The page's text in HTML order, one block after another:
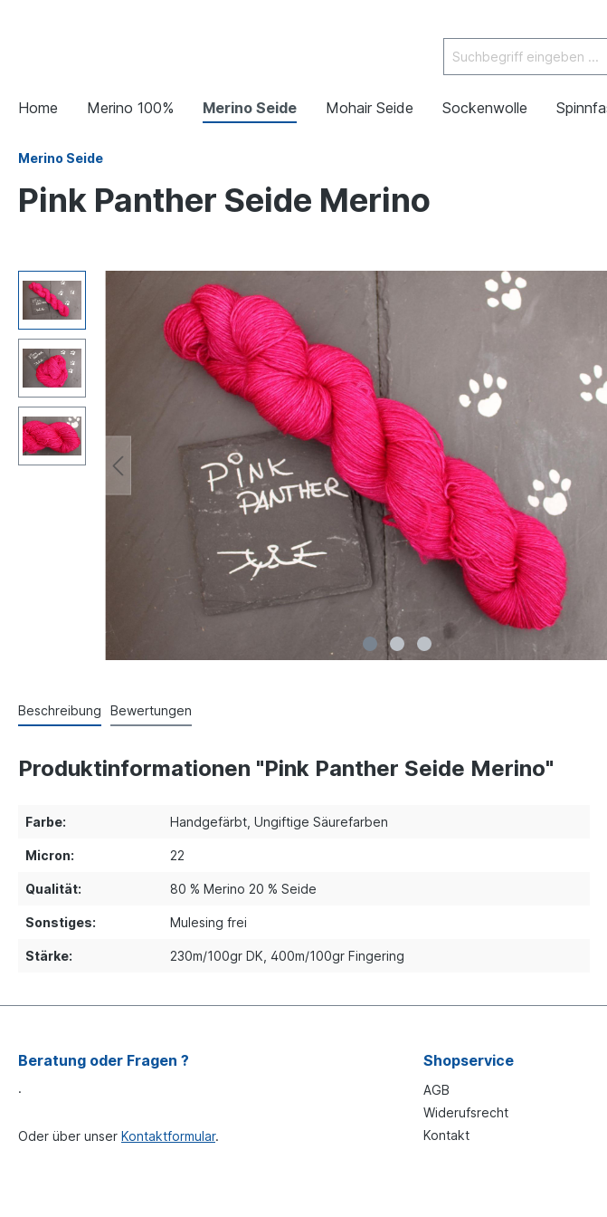
Home Merino 100% Merino Seide Mohair Seide Sockenwolle
Merino Seide
Pink Panther Seide Merino
Beschreibung Bewertungen
Produktinformationen "Pink Panther Seide Merino"
Farbe: Handgefärbt , Ungiftige Säurefarben
Micron: 22
Qualität: 80 % Merino 20 % Seide
Sonstiges: Mulesing frei
Stärke: 230m/100gr DK , 400m/100gr Fingering
Beratung oder Fragen ?
.
Oder über unser Kontaktformular.
Shopservice
AGB
Widerufsrecht
Kontakt